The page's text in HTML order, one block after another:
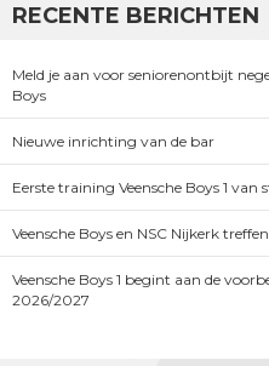
RECENTE BERICHTEN
Meld je aan voor seniorenontbijt
Boys
Nieuwe inrichting van de bar
Eerste training Veensche Boys 1 van
Veensche Boys en NSC Nijkerk
Veensche Boys 1 begint aan de
2026/2027